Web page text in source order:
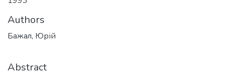
Authors
Бажал, Юрій
Abstract